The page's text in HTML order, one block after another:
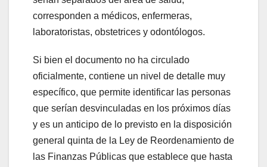
corresponden a médicos, enfermeras,
laboratoristas, obstetrices y odontólogos.
Si bien el documento no ha circulado
oficialmente, contiene un nivel de detalle muy
específico, que permite identificar las personas
que serían desvinculadas en los próximos días
y es un anticipo de lo previsto en la disposición
general quinta de la Ley de Reordenamiento de
las Finanzas Públicas que establece que hasta